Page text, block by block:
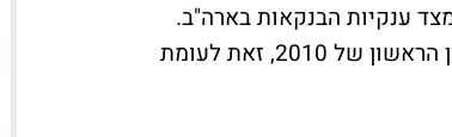
ענקיות הבנקאות בארה"ב.
מורגן סטנלי דיווחה אתמול על רווח נקי של 1.41 מיליארד דולר ברבעון הראשון של 2010, זאת לעומת